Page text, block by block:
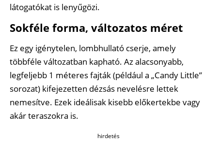
látogatókat is lenyűgözi.
Sokféle forma, változatos méret
Ez egy igénytelen, lombhullató cserje, amely
többféle változatban kapható. Az alacsonyabb,
legfeljebb 1 méteres fajták (például a „Candy Little”
sorozat) kifejezetten dézsás nevelésre lettek
nemesítve. Ezek ideálisak kisebb előkertekbe vagy
akár teraszokra is.
hirdetés